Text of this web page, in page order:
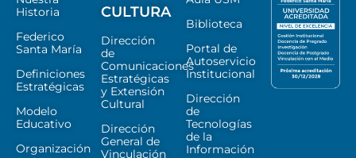
Historia
Federico
Santa María
Definiciones
Estratégicas
Modelo
Educativo
Organización
CULTURA
Dirección
de
Comunicaciones
Estratégicas
y Extensión
Cultural
Dirección
General de
Vinculación
Biblioteca
Portal de
Autoservicio
Institucional
Dirección
de
Tecnologías
de la
Información